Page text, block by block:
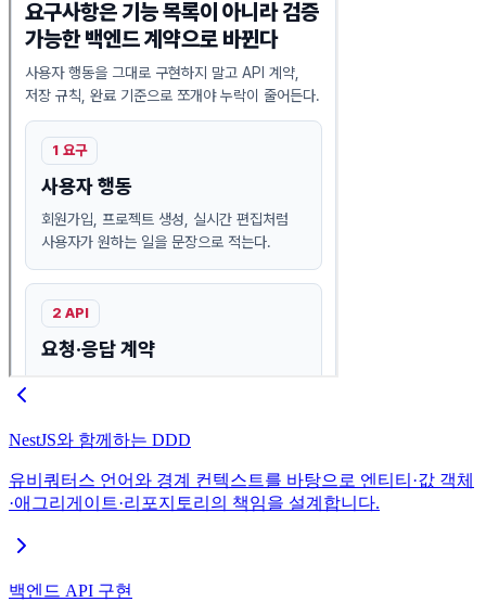
NestJS와 함께하는 DDD
유비쿼터스 언어와 경계 컨텍스트를 바탕으로 엔티티·값 객체
·애그리게이트·리포지토리의 책임을 설계합니다.
백엔드 API 구현